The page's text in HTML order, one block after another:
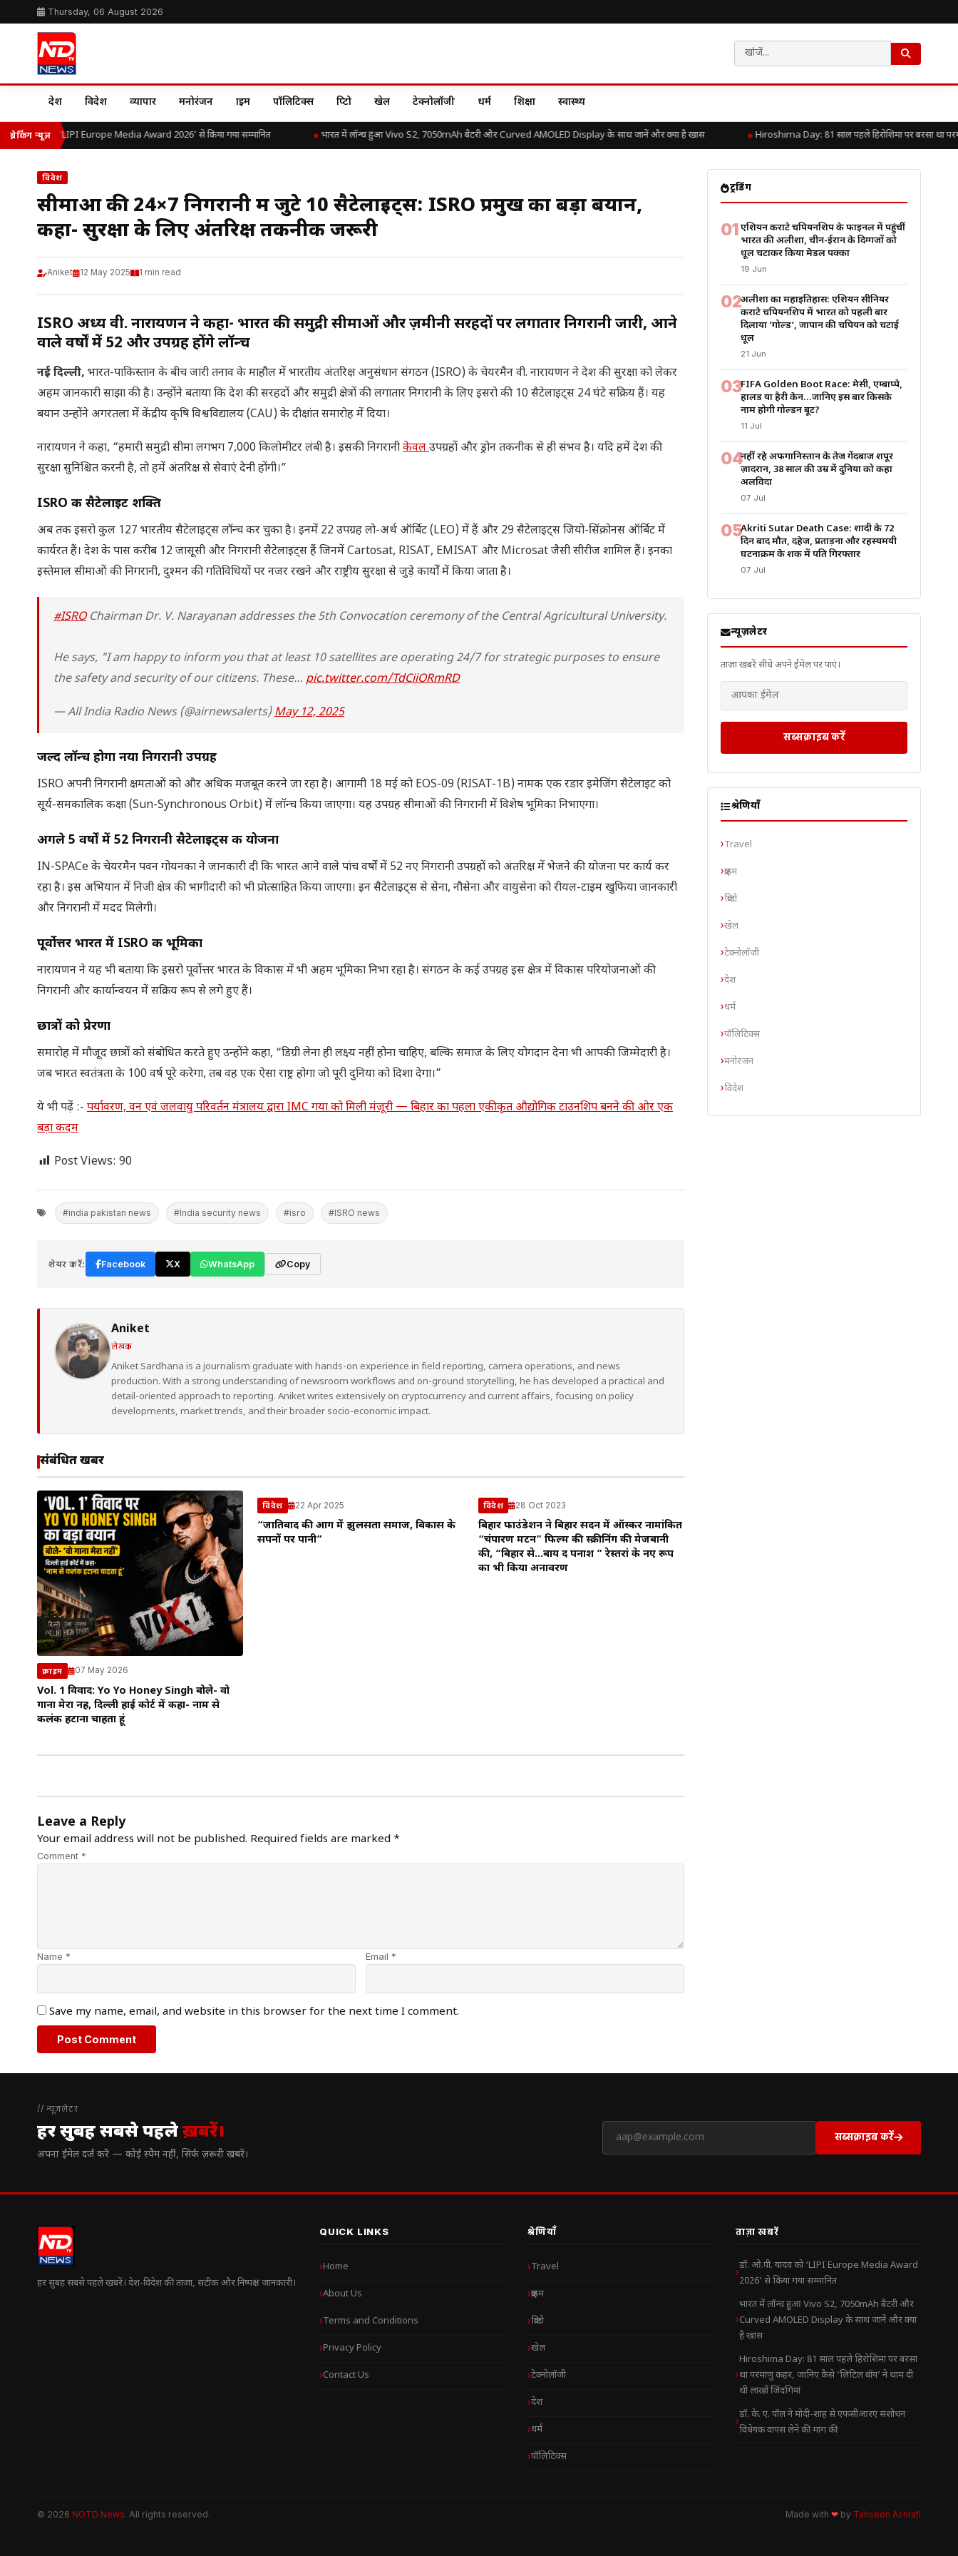
Thursday, 06 August 2026
देश विदेश व्यापार मनोरंजन क्राइम पॉलिटिक्स क्रिप्टो खेल टेक्नोलॉजी धर्म शिक्षा स्वास्थ्य
ब्रेकिंग न्यूज़
यादव को ‘LIPI Europe Media Award 2026’ से किया गया सम्मानित भारत में लॉन्च हुआ Vivo S2, 7050mAh बैटरी और Curved AMOLED Display के साथ जानें और क्या है खास Hiroshima Day: 81 साल पहले हिरोशिमा पर बरसा था
विदेश
सीमाओं की 24×7 निगरानी में जुटे 10 सैटेलाइट्स: ISRO प्रमुख का बड़ा बयान,
कहा- सुरक्षा के लिए अंतरिक्ष तकनीक जरूरी
Aniket 12 May 2025 1 min read
ISRO अध्यक्ष वी. नारायणन ने कहा- भारत की समुद्री सीमाओं और ज़मीनी सरहदों पर लगातार निगरानी जारी, आने
वाले वर्षों में 52 और उपग्रह होंगे लॉन्च
नई दिल्ली, भारत-पाकिस्तान के बीच जारी तनाव के माहौल में भारतीय अंतरिक्ष अनुसंधान संगठन (ISRO) के चेयरमैन वी. नारायणन ने देश की सुरक्षा को लेकर
अहम जानकारी साझा की है। उन्होंने बताया कि देश की सरहदों और समुद्री क्षेत्रों की लगातार निगरानी के लिए इसरो की 10 सैटेलाइट्स 24 घंटे सक्रिय हैं। यह
बयान उन्होंने अगरतला में केंद्रीय कृषि विश्वविद्यालय (CAU) के दीक्षांत समारोह में दिया।
नारायणन ने कहा, “हमारी समुद्री सीमा लगभग 7,000 किलोमीटर लंबी है। इसकी निगरानीकेवलउपग्रहों और ड्रोन तकनीक से ही संभव है। यदि हमें देश की
सुरक्षा सुनिश्चित करनी है, तो हमें अंतरिक्ष से सेवाएं देनी होंगी।”
ISRO की सैटेलाइट शक्ति
अब तक इसरो कुल 127 भारतीय सैटेलाइट्स लॉन्च कर चुका है। इनमें 22 उपग्रह लो-अर्थ ऑर्बिट (LEO) में हैं और 29 सैटेलाइट्स जियो-सिंक्रोनस ऑर्बिट में
कार्यरत हैं। देश के पास करीब 12 जासूसी और निगरानी सैटेलाइट्स हैं जिनमें Cartosat, RISAT, EMISAT और Microsat जैसी सीरीज शामिल हैं। इनका
इस्तेमाल सीमाओं की निगरानी, दुश्मन की गतिविधियों पर नजर रखने और राष्ट्रीय सुरक्षा से जुड़े कार्यों में किया जाता है।
#ISROChairman Dr. V. Narayanan addresses the 5th Convocation ceremony of the Central Agricultural University.
He says, "I am happy to inform you that at least 10 satellites are operating 24/7 for strategic purposes to ensure
the safety and security of our citizens. These… pic.twitter.com/TdCiiORmRD
— All India Radio News (@airnewsalerts)May 12, 2025
जल्द लॉन्च होगा नया निगरानी उपग्रह
ISRO अपनी निगरानी क्षमताओं को और अधिक मजबूत करने जा रहा है। आगामी 18 मई को EOS-09 (RISAT-1B) नामक एक रडार इमेजिंग सैटेलाइट को
सूर्य-समकालिक कक्षा (Sun-Synchronous Orbit) में लॉन्च किया जाएगा। यह उपग्रह सीमाओं की निगरानी में विशेष भूमिका निभाएगा।
अगले 5 वर्षों में 52 निगरानी सैटेलाइट्स की योजना
IN-SPACe के चेयरमैन पवन गोयनका ने जानकारी दी कि भारत आने वाले पांच वर्षों में 52 नए निगरानी उपग्रहों को अंतरिक्ष में भेजने की योजना पर कार्य कर
रहा है। इस अभियान में निजी क्षेत्र की भागीदारी को भी प्रोत्साहित किया जाएगा। इन सैटेलाइट्स से सेना, नौसेना और वायुसेना को रीयल-टाइम खुफिया जानकारी
और निगरानी में मदद मिलेगी।
पूर्वोत्तर भारत में ISRO की भूमिका
नारायणन ने यह भी बताया कि इसरो पूर्वोत्तर भारत के विकास में भी अहम भूमिका निभा रहा है। संगठन के कई उपग्रह इस क्षेत्र में विकास परियोजनाओं की
निगरानी और कार्यान्वयन में सक्रिय रूप से लगे हुए हैं।
छात्रों को प्रेरणा
समारोह में मौजूद छात्रों को संबोधित करते हुए उन्होंने कहा, “डिग्री लेना ही लक्ष्य नहीं होना चाहिए, बल्कि समाज के लिए योगदान देना भी आपकी जिम्मेदारी है।
जब भारत स्वतंत्रता के 100 वर्ष पूरे करेगा, तब वह एक ऐसा राष्ट्र होगा जो पूरी दुनिया को दिशा देगा।”
ये भी पढ़ें :- पर्यावरण, वन एवं जलवायु परिवर्तन मंत्रालय द्वारा IMC गया को मिली मंजूरी — बिहार का पहला एकीकृत औद्योगिक टाउनशिप बनने की ओर एक
बड़ा कदम
Post Views: 90
#india pakistan news #India security news #isro #ISRO news
शेयर करें: Facebook X WhatsApp Copy
Aniket
लेखक
Aniket Sardhana is a journalism graduate with hands-on experience in field reporting, camera operations, and news
production. With a strong understanding of newsroom workflows and on-ground storytelling, he has developed a practical and
detail-oriented approach to reporting. Aniket writes extensively on cryptocurrency and current affairs, focusing on policy
developments, market trends, and their broader socio-economic impact.
संबंधित खबरें
क्राइम 07 May 2026
Vol. 1 विवाद: Yo Yo Honey Singh बोले- वो
गाना मेरा नहीं, दिल्ली हाई कोर्ट में कहा- नाम से
कलंक हटाना चाहता हूं
विदेश 22 Apr 2025
“जातिवाद की आग में झुलसता समाज, विकास के
सपनों पर पानी”
विदेश 28 Oct 2023
बिहार फाउंडेशन ने बिहार सदन में ऑस्कर नामांकित
“चंपारण मटन” फिल्म की स्क्रीनिंग की मेजबानी
की, “बिहार से…बाय द पनाश ” रेस्तरां के नए रूप
का भी किया अनावरण
Leave a Reply
Your email address will not be published. Required fields are marked *
Comment *
Name * Email *
Save my name, email, and website in this browser for the next time I comment.
ट्रेंडिंग
01एशियन कराटे चैंपियनशिप के फाइनल में पहुंचीं
भारत की अलीशा, चीन-ईरान के दिग्गजों को
धूल चटाकर किया मेडल पक्का
19 Jun
02अलीशा का महाइतिहास: एशियन सीनियर
कराटे चैंपियनशिप में भारत को पहली बार
दिलाया ‘गोल्ड’, जापान की चैंपियन को चटाई
धूल
21 Jun
03FIFA Golden Boot Race: मेसी, एम्बाप्पे,
हालैंड या हैरी केन…जानिए इस बार किसके
नाम होगी गोल्डन बूट?
11 Jul
04नहीं रहे अफगानिस्तान के तेज गेंदबाज शपूर
ज़ादरान, 38 साल की उम्र में दुनिया को कहा
अलविदा
07 Jul
05Akriti Sutar Death Case: शादी के 72
दिन बाद मौत, दहेज, प्रताड़ना और रहस्यमयी
घटनाक्रम के शक में पति गिरफ्तार
07 Jul
न्यूज़लेटर
ताज़ा खबरें सीधे अपने ईमेल पर पाएं।
सब्सक्राइब करें
श्रेणियाँ
Travel
क्राइम
क्रिप्टो
खेल
टेक्नोलॉजी
देश
धर्म
पॉलिटिक्स
मनोरंजन
विदेश
// न्यूज़लेटर
हर सुबह सबसे पहलेख़बरें।
अपना ईमेल दर्ज करें — कोई स्पैम नहीं, सिर्फ ज़रूरी खबरें।
सब्सक्राइब करें
हर सुबह सबसे पहले खबरें। देश-विदेश की ताज़ा, सटीक और निष्पक्ष जानकारी।
QUICK LINKS
Home
About Us
Terms and Conditions
Privacy Policy
Contact Us
श्रेणियाँ
Travel
क्राइम
क्रिप्टो
खेल
टेक्नोलॉजी
देश
धर्म
पॉलिटिक्स
ताज़ा खबरें
डॉ. ओ.पी. यादव को ‘LIPI Europe Media Award
2026’ से किया गया सम्मानित
भारत में लॉन्च हुआ Vivo S2, 7050mAh बैटरी और
Curved AMOLED Display के साथ जानें और क्या
है खास
Hiroshima Day: 81 साल पहले हिरोशिमा पर बरसा
था परमाणु कहर, जानिए कैसे ‘लिटिल बॉय’ ने थाम दी
थी लाखों जिंदगियां
डॉ. के. ए. पॉल ने मोदी-शाह से एफसीआरए संशोधन
विधेयक वापस लेने की मांग की
© 2026 NOTD News. All rights reserved. Made with ❤ by Tahseen Ashrafi